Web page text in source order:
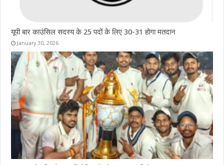
यूपी बार काउंसिल सदस्य के 25 पदों के लिए 30-31 होगा मतदान
January 30, 2026